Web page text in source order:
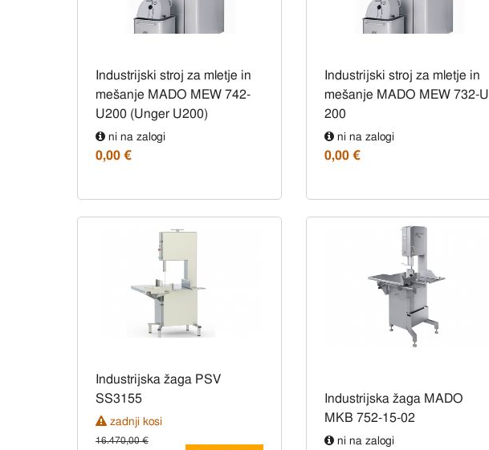
Industrijski stroj za mletje in
mešanje MADO MEW 742-
U200 (Unger U200)
ni na zalogi
0,00 €
Industrijski stroj za mletje in
mešanje MADO MEW 732-U
200
ni na zalogi
0,00 €
Industrijska žaga PSV
SS3155
zadnji kosi
16.470,00 €
Industrijska žaga MADO
MKB 752-15-02
ni na zalogi